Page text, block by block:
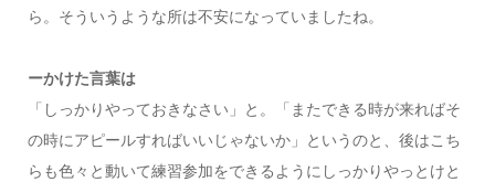
ら。そういうような所は不安になっていましたね。
ーかけた言葉は
「しっかりやっておきなさい」と。「またできる時が来ればそ
の時にアピールすればいいじゃないか」というのと、後はこち
らも色々と動いて練習参加をできるようにしっかりやっとけと